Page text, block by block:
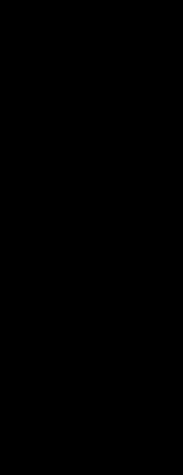
WTS-
出现该页
1.你的请求是黑
2.你的请求合